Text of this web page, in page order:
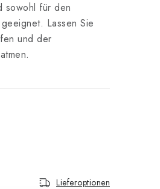
sowohl für den
Lassen Sie
und der
Lieferoptionen